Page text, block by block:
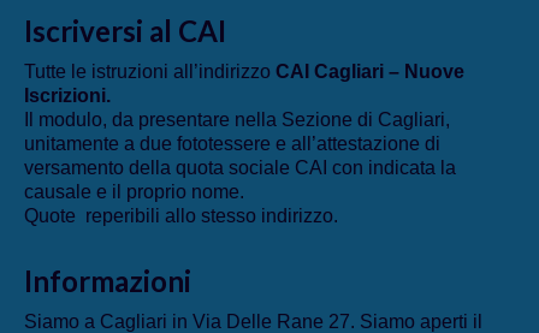
Iscriversi al CAI
Tutte le istruzioni all’indirizzo CAI Cagliari – Nuove
Iscrizioni.
Il modulo, da presentare nella Sezione di Cagliari,
unitamente a due fototessere e all’attestazione di
versamento della quota sociale CAI con indicata la
causale e il proprio nome.
Quote reperibili allo stesso indirizzo.
Informazioni
Siamo a Cagliari in Via Delle Rane 27. Siamo aperti il